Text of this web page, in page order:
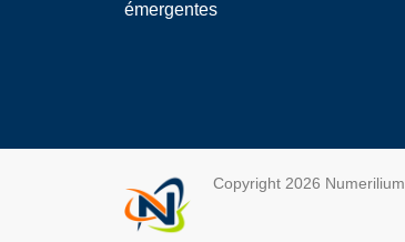
émergentes
Copyright 2026 Numerilium